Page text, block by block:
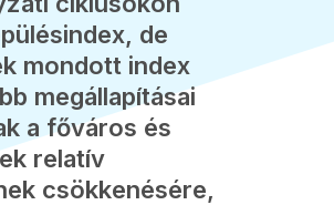
de
mondott index
megállapításai
a főváros és
relatív
csökkenésére,